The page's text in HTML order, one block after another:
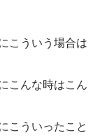
こういう場合は
こんな時はこん
こういったこと